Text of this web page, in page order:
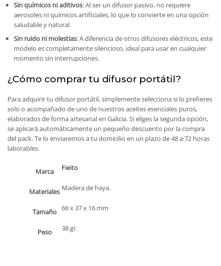
Sin químicos ni aditivos: Al ser un difusor pasivo, no requiere
aerosoles ni químicos artificiales, lo que lo convierte en una opción
saludable y natural.
Sin ruido ni molestias: A diferencia de otros difusores eléctricos, este
modelo es completamente silencioso, ideal para usar en cualquier
momento sin interrupciones.
¿Cómo comprar tu difusor portátil?
Para adquirir tu difusor portátil, simplemente selecciona si lo prefieres
solo o acompañado de uno de nuestros aceites esenciales puros,
elaborados de forma artesanal en Galicia. Si eliges la segunda opción,
se aplicará automáticamente un pequeño descuento por la compra
del pack. Te lo enviaremos a tu domicilio en un plazo de 48 a 72 horas
laborables.
Marca Fieito
Materiales Madera de haya.
Tamaño 66 x 37 x 16 mm
Peso 38 gr.
10% DTO
En tu primer pedido
¡Suscríbete para conseguirlo!
*Al hacer clic en "suscribirme", confirmas que estás de acuerdo con el uso
de tu información bajo nuestra